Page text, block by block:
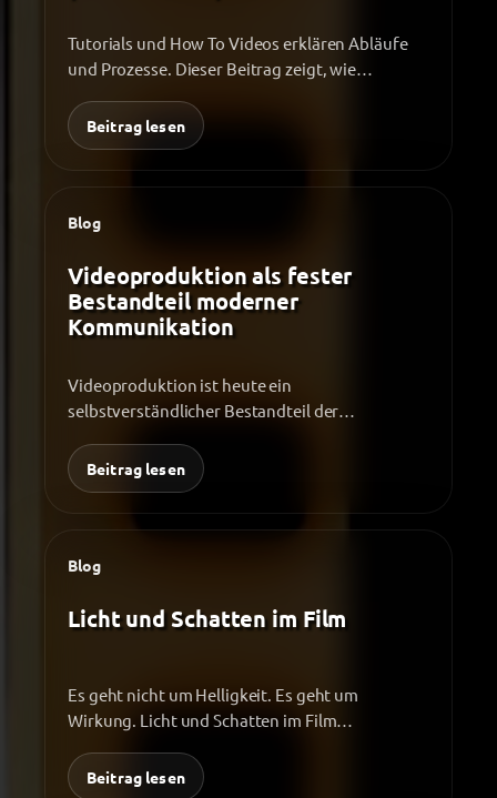
Tutorials und How To Videos erklären Abläufe
und Prozesse. Dieser Beitrag zeigt, wie
Fehler…
Beitrag lesen
Blog
Videoproduktion als fester
Bestandteil moderner
Kommunikation
Videoproduktion ist heute ein
selbstverständlicher Bestandteil der
Bilder helfen dabei, Inhalte klar zu vermitteln,…
Beitrag lesen
Blog
Licht und Schatten im Film
Es geht nicht um Helligkeit. Es geht um
Wirkung. Licht und Schatten im Film
Beitrag lesen